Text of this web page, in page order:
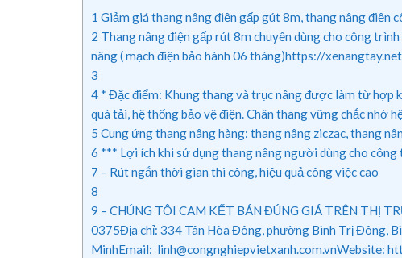
1 Giảm giá thang nâng điện gấp gút 8m, thang nâng điện
2 Thang nâng điện gấp rút 8m chuyên dùng cho công
nâng ( mạch điện bảo hành 06 tháng)https://
3
4 * Đặc điểm: Khung thang và trục nâng được làm từ hợp
quá tải, hệ thống bảo vệ điện. Chân thang vững chắc nhờ
5 Cung ứng thang nâng hàng: thang nâng ziczac, thang
6 *** Lợi ích khi sử dụng thang nâng người dùng cho
7 – Rút ngắn thời gian thi công, hiệu quả công việc cao
8
9 – CHÚNG TÔI CAM KẾT BÁN ĐÚNG GIÁ TRÊN THỊ
0375Địa chỉ: 334 Tân Hòa Đông, phường Bình Trị Đông,
MinhEmail: linh@congnghiepvietxanh.com.vnWebsite: